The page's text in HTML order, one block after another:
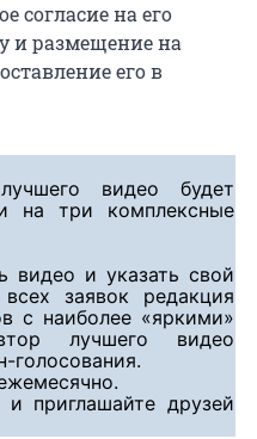
согласие на его
и размещение на
его в
видео будет
на три комплексные
видео и указать свой
заявок редакция
с наиболее «яркими»
лучшего видео
голосования.
приглашайте друзей